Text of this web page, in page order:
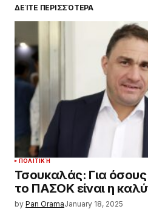
ΔΕΊΤΕ ΠΕΡΙΣΣΌΤΕΡΑ
ΠΟΛΙΤΙΚΉ
Τσουκαλάς: Για
το ΠΑΣΟΚ είναι η
by Pan OramaJanuary 18, 2025